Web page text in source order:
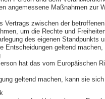
angemessene Maßnahmen zur
zwischen der
um die Rechte und
des eigenen Standpunkts
geltend
hat das vom Europäischen
geltend machen, kann sie